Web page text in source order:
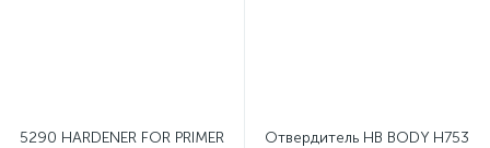
5290 HARDENER FOR PRIMER
Отвердитель HB BODY H753